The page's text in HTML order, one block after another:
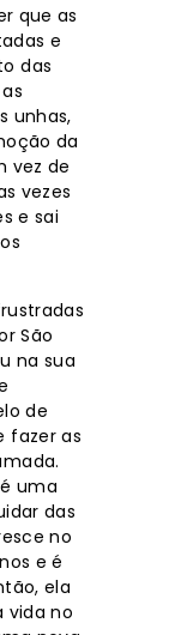
que as
e
das
unhas,
da
vez de
vezes
e sai
São
na sua
de
fazer as
uma
das
no
e é
ela
vida no